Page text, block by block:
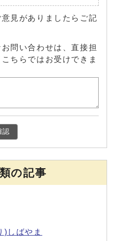
見がありましたらご記
問い合わせは、直接担
ちらではお受けできま
認
の記事
しばやま